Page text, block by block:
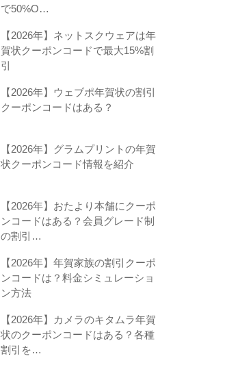
で50%O…
【2026年】ネットスクウェアは年
賀状クーポンコードで最大15%割
引
【2026年】ウェブポ年賀状の割引
クーポンコードはある？
【2026年】グラムプリントの年賀
状クーポンコード情報を紹介
【2026年】おたより本舗にクーポ
ンコードはある？会員グレード制
の割引…
【2026年】年賀家族の割引クーポ
ンコードは？料金シミュレーショ
ン方法
【2026年】カメラのキタムラ年賀
状のクーポンコードはある？各種
割引を…